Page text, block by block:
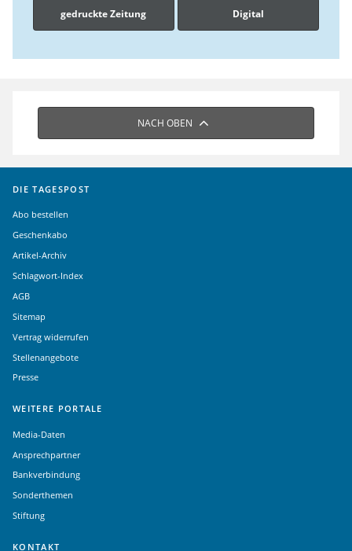
gedruckte Zeitung Digital
NACH OBEN
DIE TAGESPOST
Abo bestellen
Geschenkabo
Artikel-Archiv
Schlagwort-Index
AGB
Sitemap
Vertrag widerrufen
Stellenangebote
Presse
WEITERE PORTALE
Media-Daten
Ansprechpartner
Bankverbindung
Sonderthemen
Stiftung
KONTAKT